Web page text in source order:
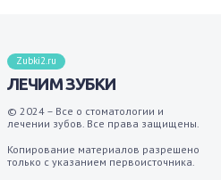
Zubki2.ru
ЛЕЧИМ ЗУБКИ
© 2024 – Все о стоматологии и
лечении зубов. Все права защищены.
Копирование материалов разрешено
только с указанием первоисточника.